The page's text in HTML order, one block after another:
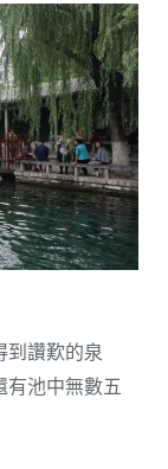
到讚歎的泉
有池中無數五